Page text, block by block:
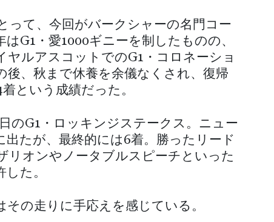
って、今回がバークシャーの名門コー
G1・愛1000ギニーを制したものの、
ヤルアスコットでのG1・コロネーショ
後、秋まで休養を余儀なくされ、復帰
という成績だった。
のG1・ロッキンジステークス。ニュー
たが、最終的には6着。勝ったリード
リオンやノータブルスピーチといった
た。
の走りに手応えを感じている。